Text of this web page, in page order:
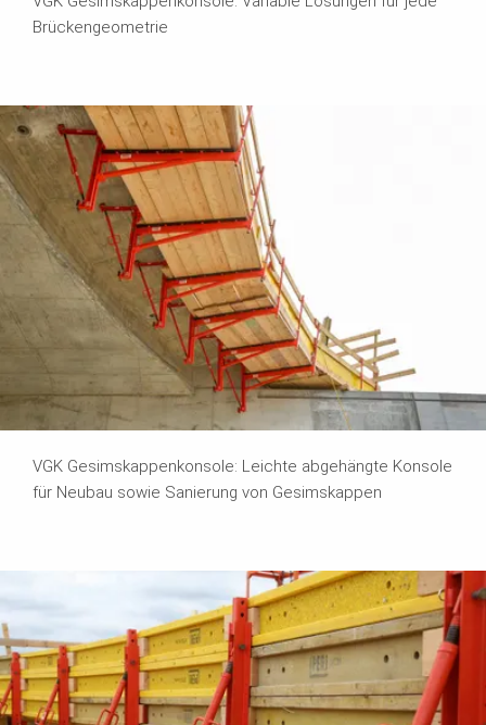
Brückengeometrie
VGK Gesimskappenkonsole: Leichte abgehängte Konsole
für Neubau sowie Sanierung von Gesimskappen